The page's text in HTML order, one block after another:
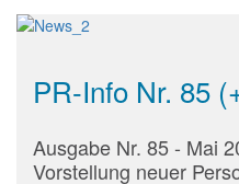
PR-Info Nr. 85
Ausgabe Nr. 85 - Mai
Vorstellung neuer